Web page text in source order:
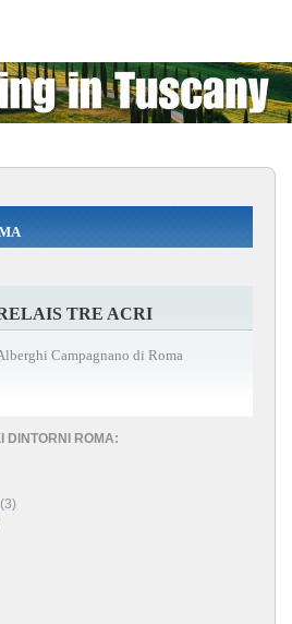
TRE ACRI
Campagnano di Roma
DINTORNI ROMA: